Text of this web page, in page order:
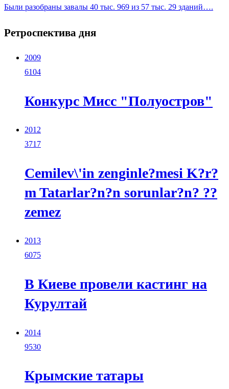
Были разобраны завалы 40 тыс. 969 из 57 тыс. 29 зданий….
Ретроспектива дня
2009
6104
Конкурс Мисс "Полуостров"
2012
3717
Cemilev\'in zenginle?mesi K?r?
m Tatarlar?n?n sorunlar?n? ??
zemez
2013
6075
В Киеве провели кастинг на
Курултай
2014
9530
Крымские татары